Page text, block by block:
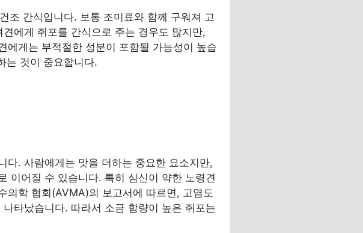
조 간식입니다. 보통 조미료와 함께 구워져 고
에게 쥐포를 간식으로 주는 경우도 많지만,
에게는 부적절한 성분이 포함될 가능성이 높습
는 것이 중요합니다.
다. 사람에게는 맛을 더하는 중요한 요소지만,
이어질 수 있습니다. 특히 심신이 약한 노령견
의학 협회(AVMA)의 보고서에 따르면, 고염도
타났습니다. 따라서 소금 함량이 높은 쥐포는